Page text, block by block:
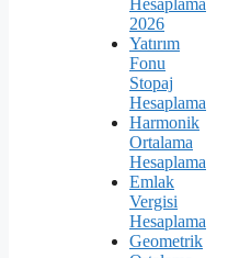
Hesaplama
2026
Yatırım
Fonu
Stopaj
Hesaplama
Harmonik
Ortalama
Hesaplama
Emlak
Vergisi
Hesaplama
Geometrik